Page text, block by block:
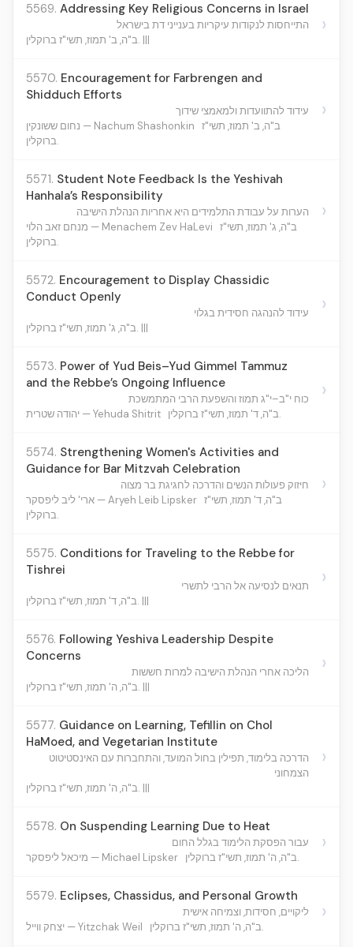
5569. Addressing Key Religious Concerns in Israel
התייחסות לנקודות עיקריות בענייני דת בישראל
ב"ה, ב' תמוז, תשי"ז ברוקלין. |||
›
5570. Encouragement for Farbrengen and
Shidduch Efforts
עידוד להתוועדות ולמאמצי שידוך
נחום ששונקין — Nachum Shashonkin ב"ה, ב' תמוז, תשי"ז
ברוקלין.
›
5571. Student Note Feedback Is the Yeshivah
Hanhala’s Responsibility
הערות על עבודת התלמידים היא אחריות הנהלת הישיבה
מנחם זאב הלוי — Menachem Zev HaLevi ב"ה, ג' תמוז, תשי"ז
ברוקלין.
›
5572. Encouragement to Display Chassidic
Conduct Openly
עידוד להנהגה חסידית בגלוי
ב"ה, ג' תמוז, תשי"ז ברוקלין. |||
›
5573. Power of Yud Beis–Yud Gimmel Tammuz
and the Rebbe’s Ongoing Influence
כוח י"ב–י"ג תמוז והשפעת הרבי המתמשכת
יהודה שטרית — Yehuda Shitrit
ב"ה, ד' תמוז, תשי"ז ברוקלין.
›
5574. Strengthening Women's Activities and
Guidance for Bar Mitzvah Celebration
חיזוק פעולות הנשים והדרכה לחגיגת בר מצוה
ארי' ליב ליפסקר — Aryeh Leib Lipsker ב"ה, ד' תמוז, תשי"ז
ברוקלין.
›
5575. Conditions for Traveling to the Rebbe for
Tishrei
תנאים לנסיעה אל הרבי לתשרי
ב"ה, ד' תמוז, תשי"ז ברוקלין. |||
›
5576. Following Yeshiva Leadership Despite
Concerns
הליכה אחרי הנהלת הישיבה למרות חששות
ב"ה, ה' תמוז, תשי"ז ברוקלין. |||
›
5577. Guidance on Learning, Tefillin on Chol
HaMoed, and Vegetarian Institute
הדרכה בלימוד, תפילין בחול המועד, והתחברות עם האינסטיטוט
הצמחוני
ב"ה, ה' תמוז, תשי"ז ברוקלין. |||
›
5578. On Suspending Learning Due to Heat
עבור הפסקת הלימוד בגלל החום
מיכאל ליפסקר — Michael Lipsker
ב"ה, ה' תמוז, תשי"ז ברוקלין.
›
5579. Eclipses, Chassidus, and Personal Growth
ליקויים, חסידות, וצמיחה אישית
יצחק ווייל — Yitzchak Weil
ב"ה, ה' תמוז, תשי"ז ברוקלין.
›